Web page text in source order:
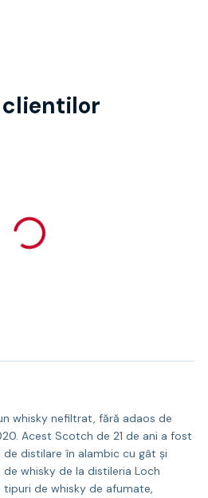
clientilor
whisky nefiltrat, fără adaos de
Acest Scotch de 21 de ani a fost
distilare în alambic cu gât și
whisky de la distileria Loch
de whisky de afumate,